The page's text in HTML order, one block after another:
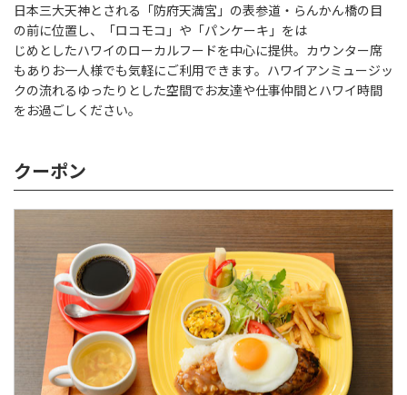
日本三大天神とされる「防府天満宮」の表参道・らんかん橋の目
の前に位置し、「ロコモコ」や「パンケーキ」をは
じめとしたハワイのローカルフードを中心に提供。カウンター席
もありお一人様でも気軽にご利用できます。ハワイアンミュージッ
クの流れるゆったりとした空間でお友達や仕事仲間とハワイ時間
をお過ごしください。
クーポン